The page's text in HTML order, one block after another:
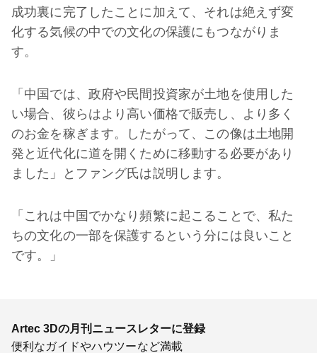
成功裏に完了したことに加えて、それは絶えず変
化する気候の中での文化の保護にもつながりま
す。
「中国では、政府や民間投資家が土地を使用した
い場合、彼らはより高い価格で販売し、より多く
のお金を稼ぎます。したがって、この像は土地開
発と近代化に道を開くために移動する必要があり
ました」とファング氏は説明します。
「これは中国でかなり頻繁に起こることで、私た
ちの文化の一部を保護するという分には良いこと
です。」
Artec 3Dの月刊ニュースレターに登録
便利なガイドやハウツーなど満載